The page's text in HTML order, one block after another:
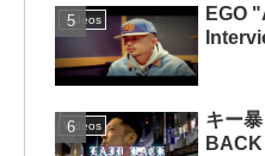
Videos
EGO
Videos
キー